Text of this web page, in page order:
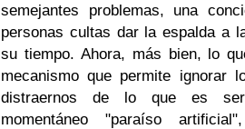
semejantes problemas, una
personas cultas dar la espalda a
su tiempo. Ahora, más bien, lo
mecanismo que permite ignorar
distraernos de lo que es
momentáneo "paraíso